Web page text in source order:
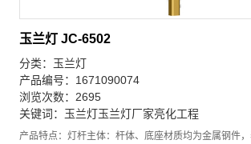
玉兰灯 JC-6502
分类： 玉兰灯
产品编号：1671090074
浏览次数：2695
关键词： 玉兰灯玉兰灯厂家亮化工程
产品特点：灯杆主体：杆体、底座材质均为金属钢件